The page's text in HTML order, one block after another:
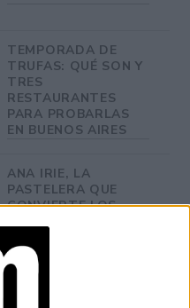
TEMPORADA DE
TRUFAS: QUÉ SON Y
TRES
RESTAURANTES
PARA PROBARLAS
EN BUENOS AIRES
ANA IRIE, LA
PASTELERA QUE
CONVIERTE LOS
INOLVIDABLES:
“CUANDO ALGO ES